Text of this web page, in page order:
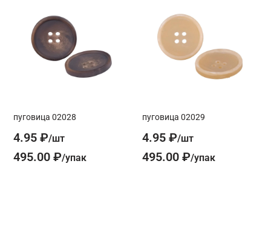
пуговица 02028
4.95 ₽
495.00 ₽
пуговица 02029
4.95 ₽
495.00 ₽